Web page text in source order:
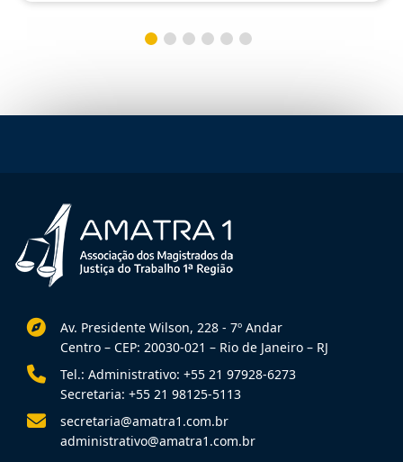
Av. Presidente Wilson, 228 - 7º Andar
Centro – CEP: 20030-021 – Rio de Janeiro – RJ
Tel.: Administrativo: +55 21 97928-6273
Secretaria: +55 21 98125-5113
secretaria@amatra1.com.br
administrativo@amatra1.com.br